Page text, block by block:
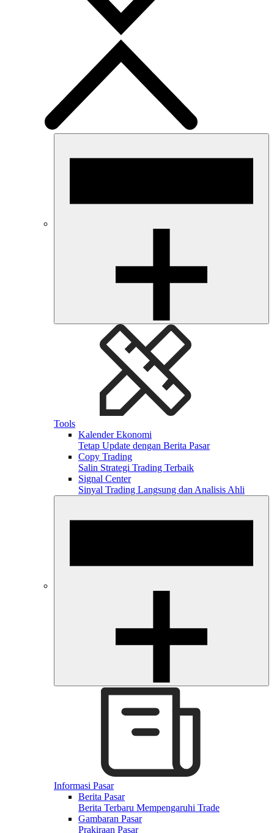
Tools
Kalender Ekonomi
Tetap Update dengan Berita Pasar
Copy Trading
Salin Strategi Trading Terbaik
Signal Center
Sinyal Trading Langsung dan Analisis Ahli
Informasi Pasar
Berita Pasar
Berita Terbaru Mempengaruhi Trade
Gambaran Pasar
Prakiraan Pasar